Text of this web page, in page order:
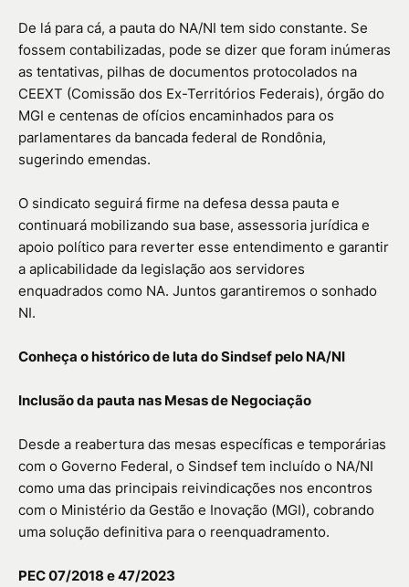
De lá para cá, a pauta do NA/NI tem sido constante. Se
fossem contabilizadas, pode se dizer que foram inúmeras
as tentativas, pilhas de documentos protocolados na
CEEXT (Comissão dos Ex-Territórios Federais), órgão do
MGI e centenas de ofícios encaminhados para os
parlamentares da bancada federal de Rondônia,
sugerindo emendas.
O sindicato seguirá firme na defesa dessa pauta e
continuará mobilizando sua base, assessoria jurídica e
apoio político para reverter esse entendimento e garantir
a aplicabilidade da legislação aos servidores
enquadrados como NA. Juntos garantiremos o sonhado
NI.
Conheça o histórico de luta do Sindsef pelo NA/NI
Inclusão da pauta nas Mesas de Negociação
Desde a reabertura das mesas específicas e temporárias
com o Governo Federal, o Sindsef tem incluído o NA/NI
como uma das principais reivindicações nos encontros
com o Ministério da Gestão e Inovação (MGI), cobrando
uma solução definitiva para o reenquadramento.
PEC 07/2018 e 47/2023